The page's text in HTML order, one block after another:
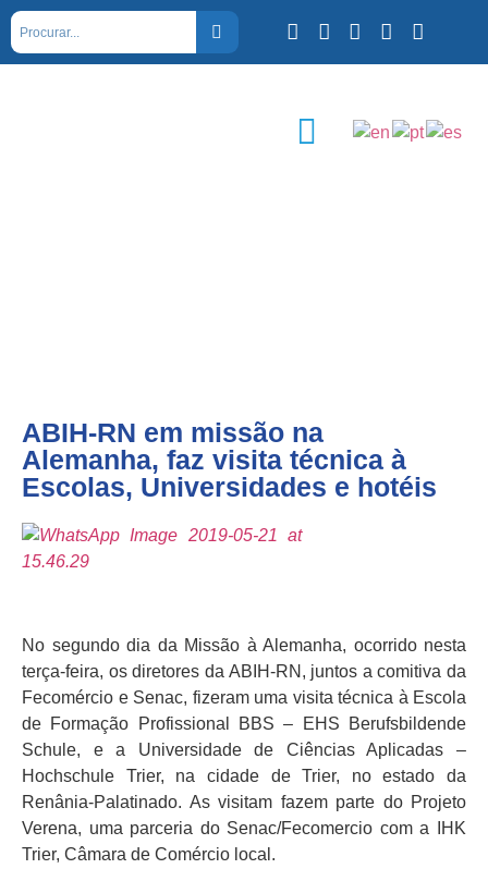
ABIH-RN em missão na
Alemanha, faz visita técnica à
Escolas, Universidades e hotéis
No segundo dia da Missão à Alemanha, ocorrido nesta
terça-feira, os diretores da ABIH-RN, juntos a comitiva da
Fecomércio e Senac, fizeram uma visita técnica à Escola
de Formação Profissional BBS – EHS Berufsbildende
Schule, e a Universidade de Ciências Aplicadas –
Hochschule Trier, na cidade de Trier, no estado da
Renânia-Palatinado. As visitam fazem parte do Projeto
Verena, uma parceria do Senac/Fecomercio com a IHK
Trier, Câmara de Comércio local.